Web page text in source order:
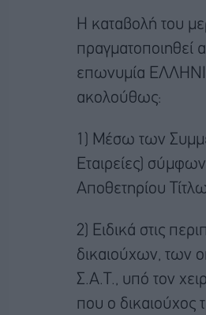
Η καταβολή του
πραγματοποιηθεί
επωνυμία
ακολούθως:
1) Mέσω των
Εταιρείες)
Αποθετηρίου
2) Ειδικά στις
δικαιούχων, των
Σ.Α.Τ., υπό τον
που ο δικαιούχος